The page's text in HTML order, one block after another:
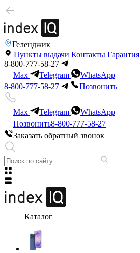
Геленджик
Пункты выдачи Контакты Гарантия
8-800-777-58-27
Max
Telegram
WhatsApp
8-800-777-58-27
Позвонить
Max Telegram
WhatsApp
Позвонить8-800-777-58-27
Заказать обратный звонок
Каталог